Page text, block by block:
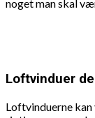
noget man skal
Loftvinduer
Loftvinduerne